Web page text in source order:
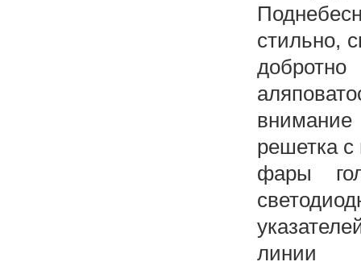
стильно,
решетка
фары
линии